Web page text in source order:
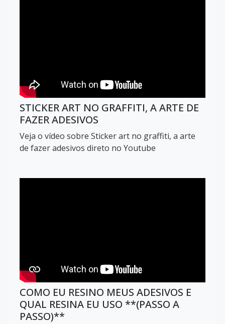
STICKER ART NO GRAFFITI, A ARTE DE
FAZER ADESIVOS
Veja o vídeo sobre Sticker art no graffiti, a arte
de fazer adesivos direto no Youtube
COMO EU RESINO MEUS ADESIVOS E
QUAL RESINA EU USO **(PASSO A
PASSO)**